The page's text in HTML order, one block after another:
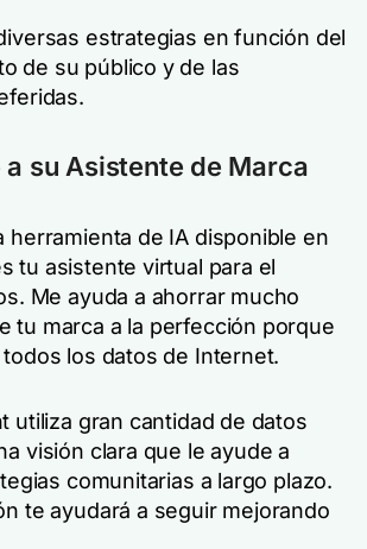
estrategias en función del
de su público y de las
a su Asistente de Marca
herramienta de IA disponible en
tu asistente virtual para el
Me ayuda a ahorrar mucho
tu marca a la perfección porque
los datos de Internet.
utiliza gran cantidad de datos
visión clara que le ayude a
comunitarias a largo plazo.
te ayudará a seguir mejorando